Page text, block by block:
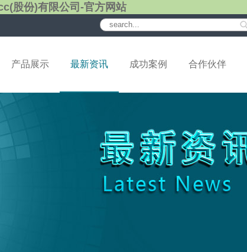
股份)有限公司-官方网站
产品展示 最新资讯 成功案例 合作伙伴